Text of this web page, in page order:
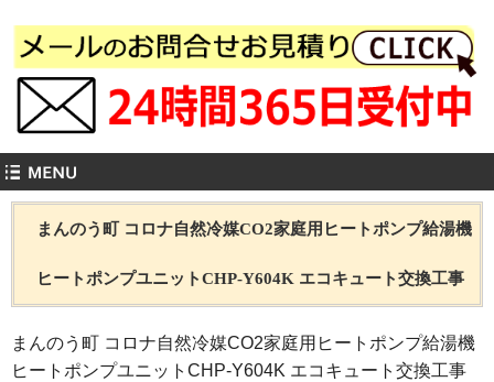
まんのう町 コロナ自然冷媒CO2家庭用ヒートポンプ給湯機
ヒートポンプユニットCHP-Y604K エコキュート交換工事
まんのう町 コロナ自然冷媒CO2家庭用ヒートポンプ給湯機
ヒートポンプユニットCHP-Y604K エコキュート交換工事